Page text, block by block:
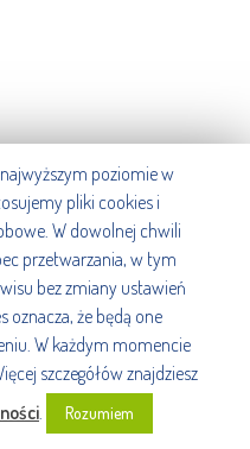
poziomie w
pliki cookies i
W dowolnej chwili
przetwarzania, w tym
bez zmiany ustawień
że będą one
W każdym momencie
szczegółów znajdziesz
. Rozumiem